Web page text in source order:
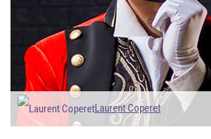
Laurent Coperet